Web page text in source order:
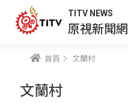
TITV NEWS
原視新聞網
首頁 文蘭村
文蘭村